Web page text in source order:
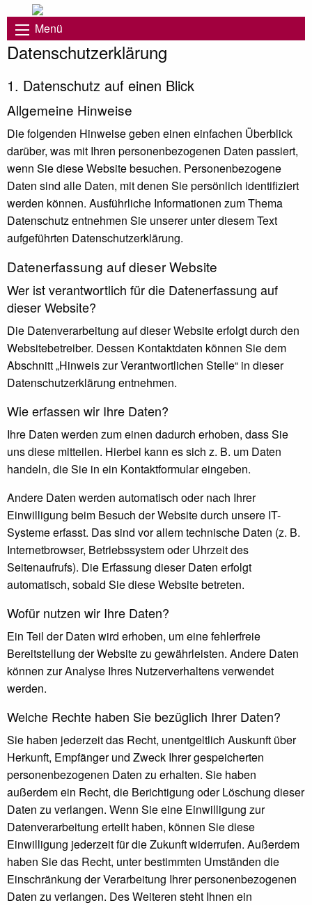
Menü
Datenschutz­erklärung
1. Datenschutz auf einen Blick
Allgemeine Hinweise
Die folgenden Hinweise geben einen einfachen Überblick
darüber, was mit Ihren personenbezogenen Daten passiert,
wenn Sie diese Website besuchen. Personenbezogene
Daten sind alle Daten, mit denen Sie persönlich identifiziert
werden können. Ausführliche Informationen zum Thema
Datenschutz entnehmen Sie unserer unter diesem Text
aufgeführten Datenschutzerklärung.
Datenerfassung auf dieser Website
Wer ist verantwortlich für die Datenerfassung auf
dieser Website?
Die Datenverarbeitung auf dieser Website erfolgt durch den
Websitebetreiber. Dessen Kontaktdaten können Sie dem
Abschnitt „Hinweis zur Verantwortlichen Stelle“ in dieser
Datenschutzerklärung entnehmen.
Wie erfassen wir Ihre Daten?
Ihre Daten werden zum einen dadurch erhoben, dass Sie
uns diese mitteilen. Hierbei kann es sich z. B. um Daten
handeln, die Sie in ein Kontaktformular eingeben.
Andere Daten werden automatisch oder nach Ihrer
Einwilligung beim Besuch der Website durch unsere IT-
Systeme erfasst. Das sind vor allem technische Daten (z. B.
Internetbrowser, Betriebssystem oder Uhrzeit des
Seitenaufrufs). Die Erfassung dieser Daten erfolgt
automatisch, sobald Sie diese Website betreten.
Wofür nutzen wir Ihre Daten?
Ein Teil der Daten wird erhoben, um eine fehlerfreie
Bereitstellung der Website zu gewährleisten. Andere Daten
können zur Analyse Ihres Nutzerverhaltens verwendet
werden.
Welche Rechte haben Sie bezüglich Ihrer Daten?
Sie haben jederzeit das Recht, unentgeltlich Auskunft über
Herkunft, Empfänger und Zweck Ihrer gespeicherten
personenbezogenen Daten zu erhalten. Sie haben
außerdem ein Recht, die Berichtigung oder Löschung dieser
Daten zu verlangen. Wenn Sie eine Einwilligung zur
Datenverarbeitung erteilt haben, können Sie diese
Einwilligung jederzeit für die Zukunft widerrufen. Außerdem
haben Sie das Recht, unter bestimmten Umständen die
Einschränkung der Verarbeitung Ihrer personenbezogenen
Daten zu verlangen. Des Weiteren steht Ihnen ein